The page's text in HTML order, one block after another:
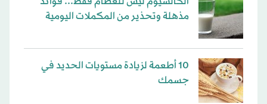
مذهلة وتحذير من المكملات اليومية
10 أطعمة لزيادة مستويات الحديد في
جسمك